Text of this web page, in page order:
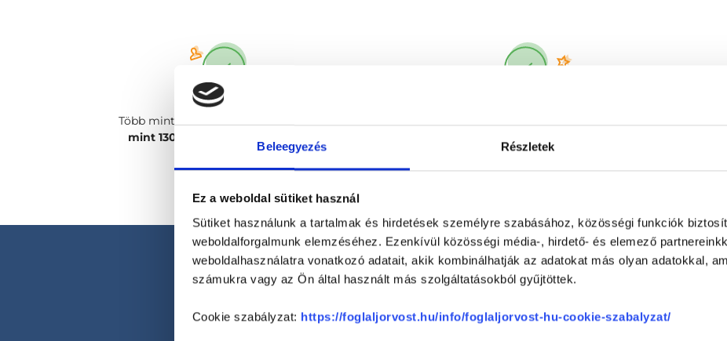
Beleegyezés Részletek
Ez a weboldal sütiket használ
Sütiket használunk a tartalmak és hirdetések személyre szabásához, közösségi funkciók
weboldalforgalmunk elemzéséhez. Ezenkívül közösségi média-, hirdető- és elemező
weboldalhasználatra vonatkozó adatait, akik kombinálhatják az adatokat más olyan adatokkal,
számukra vagy az Ön által használt más szolgáltatásokból gyűjtöttek.
Cookie szabályzat: https://foglaljorvost.hu/info/foglaljorvost-hu-cookie-szabalyzat/
Több mint
mint 130 szakterületen
Telefon
(H-P: 8:00-20:00)